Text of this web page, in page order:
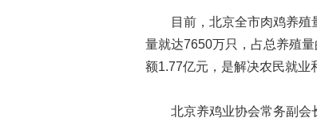
目前，北京全市肉鸡养殖量
量就达7650万只，占总养殖
额1.77亿元，是解决农民就业
北京养鸡业协会常务副会长